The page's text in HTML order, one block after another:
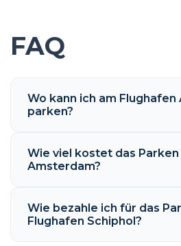
FAQ
Wo kann ich am
parken?
Wie viel kostet das
Amsterdam?
Wie bezahle ich für das
Flughafen Schiphol?